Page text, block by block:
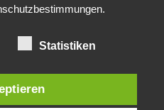
Statistiken